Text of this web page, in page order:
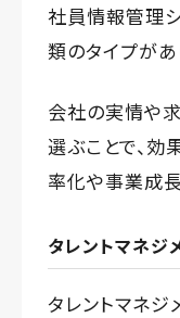
社員情報管理
類のタイプがあ
会社の実情や
選ぶことで、
率化や事業成長
タレントマネジ
タレントマネ